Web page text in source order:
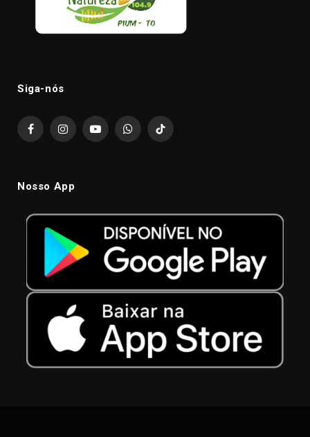
Siga-nós
FacebookInstagramYouTubeWhatsAppTikTok
Nosso App